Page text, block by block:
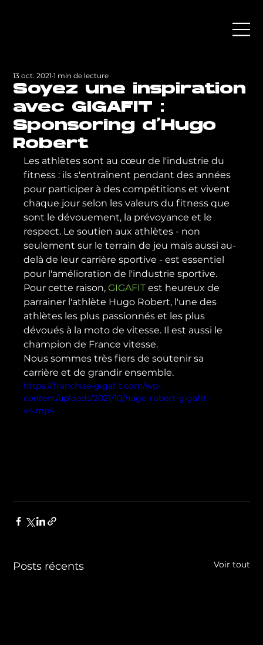
Soyez une inspiration
avec GIGAFIT :
Sponsoring d’Hugo
Robert
13 oct. 2021 1 min de lecture
Les athlètes sont au cœur de l'industrie du
fitness : ils s'entraînent pendant des années
pour participer à des compétitions et vivent
chaque jour selon les valeurs du fitness que
sont le dévouement, la prévoyance et le
respect. Le soutien aux athlètes - non
seulement sur le terrain de jeu mais aussi au-
delà de leur carrière sportive - est essentiel
pour l'amélioration de l'industrie sportive.
Pour cette raison, GIGAFIT est heureux de
parrainer l'athlète Hugo Robert, l'une des
athlètes les plus passionnés et les plus
dévoués à la moto de vitesse. Il est aussi le
champion de France vitesse.
Nous sommes très fiers de soutenir sa
carrière et de grandir ensemble.
https://franchise-gigafit.com/wp-
content/uploads/2021/10/hugo-robert-gigafit-
v4.mp4
Posts récents Voir tout